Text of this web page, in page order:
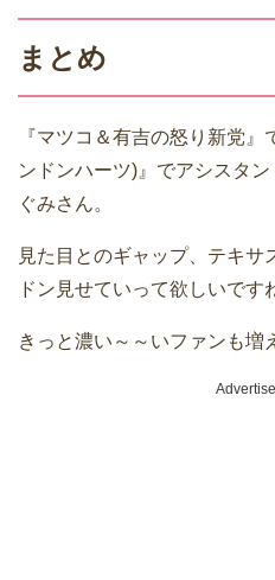
まとめ
『マツコ＆有吉の怒り新党
ンドンハーツ)』でアシスタ
ぐみさん。
見た目とのギャップ、テキサ
ドン見せていって欲しいです
きっと濃い～～いファンも増